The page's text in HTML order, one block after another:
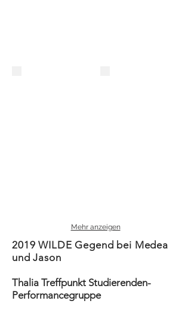
Mehr anzeigen
2019 WILDE Gegend bei Medea
und Jason
Thalia Treffpunkt Studierenden-
Performancegruppe